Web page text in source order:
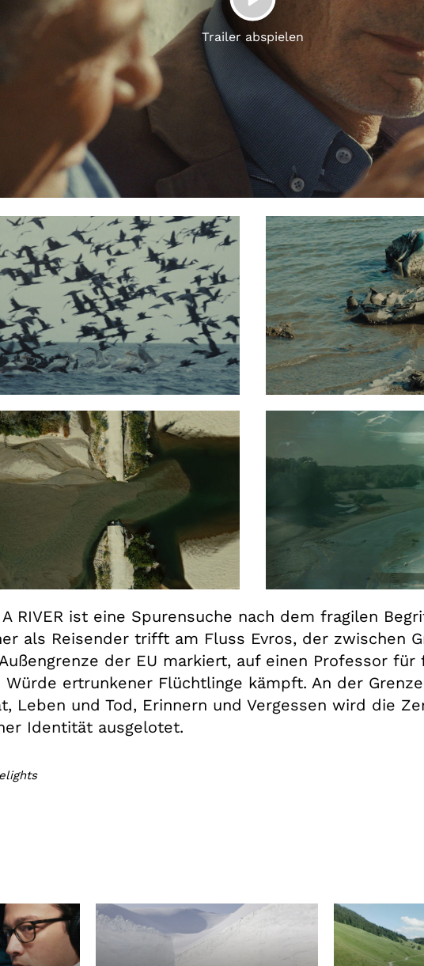
Suche
PLAY
Trailer abspielen
A RIVER ist eine Spurensuche nach dem fragilen
als Reisender trifft am Fluss Evros, der zwischen
der EU markiert, auf einen Professor für
ertrunkener Flüchtlinge kämpft. An der
Leben und Tod, Erinnern und Vergessen wird die
Identität ausgelotet.